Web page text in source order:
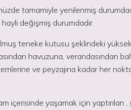
tamamiyle yenilenmiş
değişmiş durumdadır.
teneke kutusu şeklindeki
havuzuna, verandasından
ve peyzajına kadar her
içerisinde yaşamak için yaptırılan